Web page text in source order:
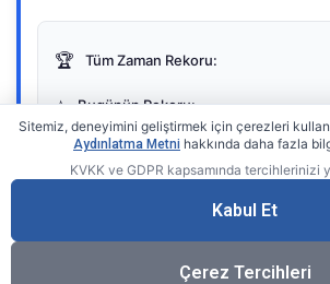
🏆 Tüm Zaman Rekoru:
⭐ Bugünün Rekoru:
Gerçek zamanlı sayaç
Sitemiz, deneyimini geliştirmek için çerezleri
Aydınlatma Metni hakkında daha fazla
KVKK ve GDPR kapsamında tercihlerinizi
Kabul Et
Çerez Tercihleri